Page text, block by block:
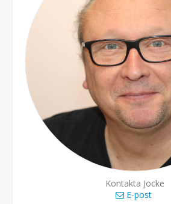
Kontakta Jocke
E-post